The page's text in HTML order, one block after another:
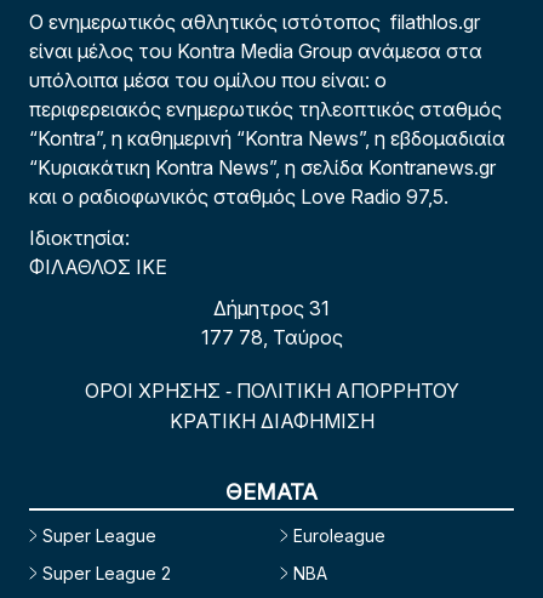
Ο ενημερωτικός αθλητικός ιστότοπος filathlos.gr
είναι μέλος του Kontra Media Group ανάμεσα στα
υπόλοιπα μέσα του ομίλου που είναι: ο
περιφερειακός ενημερωτικός τηλεοπτικός σταθμός
“Kontra”, η καθημερινή “Kontra News”, η εβδομαδιαία
“Κυριακάτικη Kontra News”, η σελίδα Kontranews.gr
και ο ραδιοφωνικός σταθμός Love Radio 97,5.
Ιδιοκτησία:
ΦΙΛΑΘΛΟΣ ΙΚΕ
Δήμητρος 31
177 78, Ταύρος
ΟΡΟΙ ΧΡΗΣΗΣ - ΠΟΛΙΤΙΚΗ ΑΠΟΡΡΗΤΟΥ
ΚΡΑΤΙΚΗ ΔΙΑΦΗΜΙΣΗ
ΘΕΜΑΤΑ
Super League
Super League 2
Euroleague
NBA